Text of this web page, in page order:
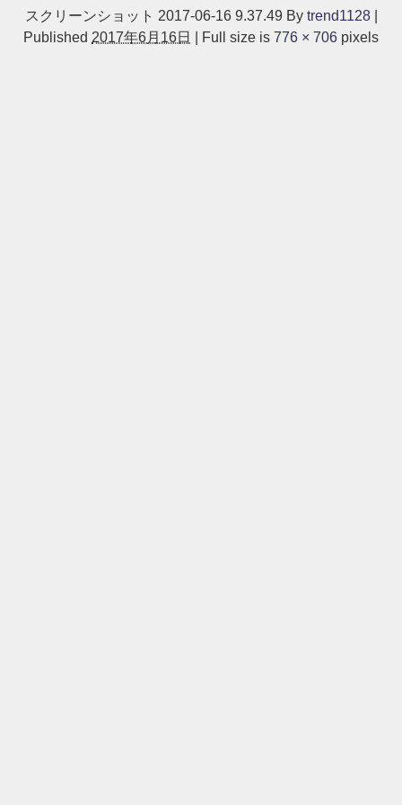
スクリーンショット 2017-06-16 9.37.49 By trend1128
Published 2017年6月16日 Full size is 776 × 706 pixels